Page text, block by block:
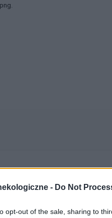
- Do Not
opt-out of the sale, sharing to
trwa już pół roku . Pół roku
( vibin )Gdy zaczęłam
ciągiem . Dodam że